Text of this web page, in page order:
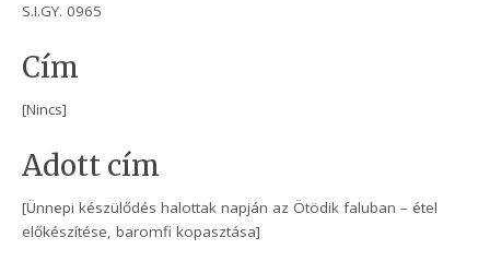
S.I.GY. 0965
Cím
[Nincs]
Adott cím
[Ünnepi készülődés halottak napján az Ötödik faluban – étel
előkészítése, baromfi kopasztása]